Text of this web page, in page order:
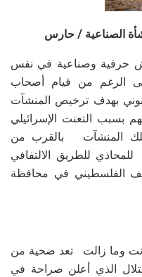
الصناعية / حارس
الحالي تم هدم 6 ورش حرفية وصناعية في نفس
على الرغم من قيام أصحاب
بهدف ترخيص المنشآت
بسبب التعنت الإسرائيلي
المنشآت بالقرب من
للطريق الالتفافي
الفلسطيني في محافظة
وما زالت تعد ضحية من
الذي أعلن صراحة في